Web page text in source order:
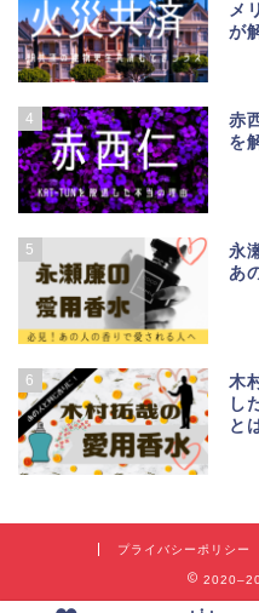
メ
が
4
赤
を
5
永
あ
6
木
し
と
プライバシーポリシー